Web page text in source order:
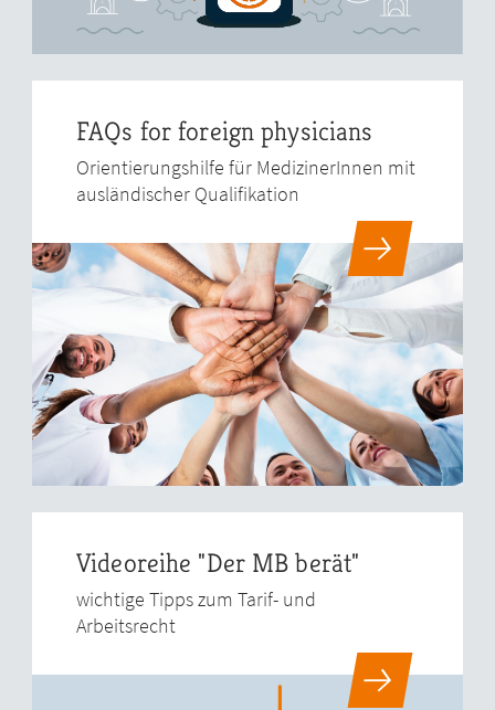
FAQs for foreign physicians
Orientierungshilfe für MedizinerInnen mit
ausländischer Qualifikation
Videoreihe "Der MB berät"
wichtige Tipps zum Tarif- und
Arbeitsrecht